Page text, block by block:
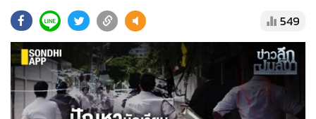
• Good health & Well-being
• Green Innovation & SD
• Management & HR
• MGR Live
• Infographic
549